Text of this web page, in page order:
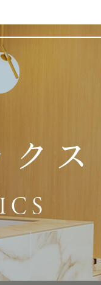
クス